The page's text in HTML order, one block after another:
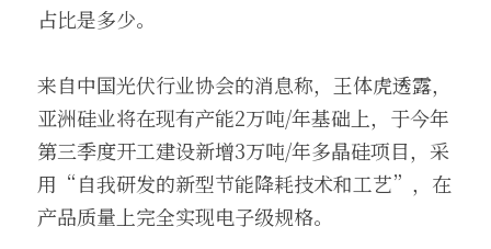
占比是多少。
来自中国光伏行业协会的消息称，王体虎透露，
亚洲硅业将在现有产能2万吨/年基础上，于今年
第三季度开工建设新增3万吨/年多晶硅项目，采
用“自我研发的新型节能降耗技术和工艺”，在
产品质量上完全实现电子级规格。